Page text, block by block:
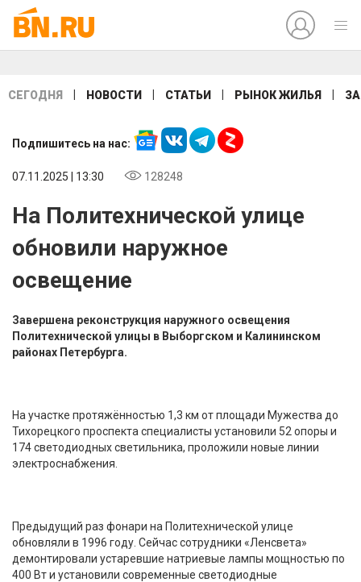
СЕГОДНЯ НОВОСТИ СТАТЬИ РЫНОК ЖИЛЬЯ
Подпишитесь на нас:
07.11.2025 | 13:30 128248
На Политехнической улице
обновили наружное
освещение
Завершена реконструкция наружного освещения
Политехнической улицы в Выборгском и Калининском
районах Петербурга.
На участке протяжённостью 1,3 км от площади Мужества до
Тихорецкого проспекта специалисты установили 52 опоры и
174 светодиодных светильника, проложили новые линии
электроснабжения.
Предыдущий раз фонари на Политехнической улице
обновляли в 1996 году. Сейчас сотрудники «Ленсвета»
демонтировали устаревшие натриевые лампы мощностью по
400 Вт и установили современные светодиодные